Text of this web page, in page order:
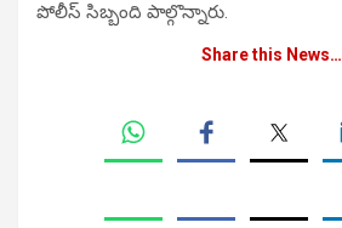
పోలీస్ సిబ్బంది పాల్గొన్నారు.
Share this News…